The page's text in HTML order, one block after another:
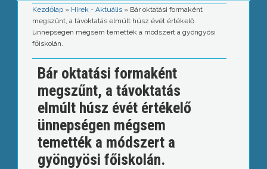
Kezdőlap » Hírek - Aktuális » Bár oktatási formaként
megszűnt, a távoktatás elmúlt húsz évét értékelő
ünnepségen mégsem temették a módszert a gyöngyösi
főiskolán.
Bár oktatási formaként
megszűnt, a távoktatás
elmúlt húsz évét értékelő
ünnepségen mégsem
temették a módszert a
gyöngyösi főiskolán.